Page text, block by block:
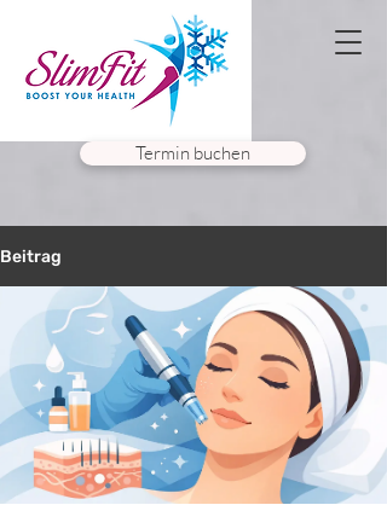
Termin buchen
Beitrag